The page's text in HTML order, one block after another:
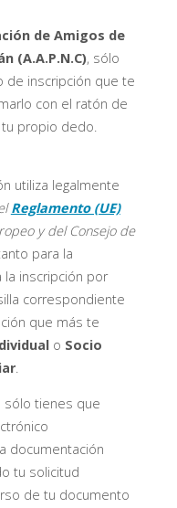
de Amigos de
(A.A.P.N.C), sólo
de inscripción que te
con el ratón de
propio dedo.
utiliza legalmente
Reglamento (UE)
y del Consejo de
para la
la inscripción por
correspondiente
que más te
o Socio
.
sólo tienes que
documentación
tu solicitud
de tu documento